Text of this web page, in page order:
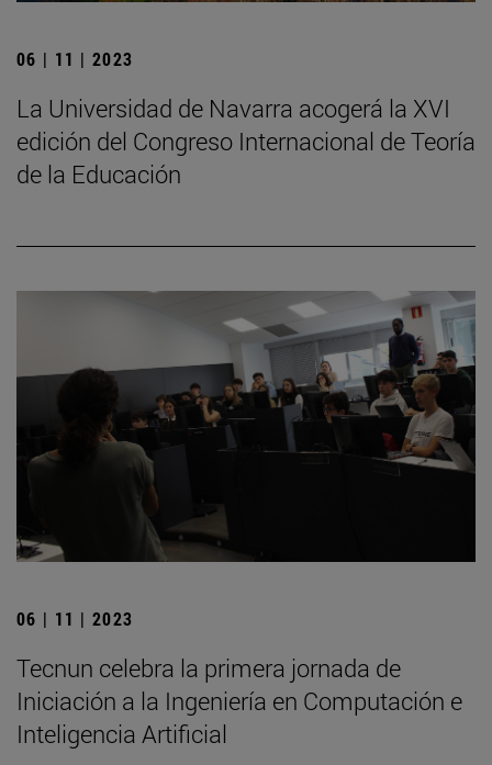
06 | 11 | 2023
La Universidad de Navarra acogerá la XVI
edición del Congreso Internacional de Teoría
de la Educación
06 | 11 | 2023
Tecnun celebra la primera jornada de
Iniciación a la Ingeniería en Computación e
Inteligencia Artificial